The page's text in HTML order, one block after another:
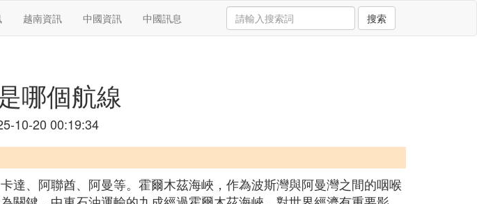
越南資訊 中國資訊 中國訊息 搜索
哪個航線
10-20 00:19:34
達、阿聯酋、阿曼等。霍爾木茲海峽，作為波斯灣與阿曼灣之間的咽喉